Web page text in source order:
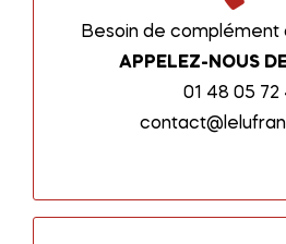
Besoin de complément
APPELEZ-NOUS
01 48 05 72